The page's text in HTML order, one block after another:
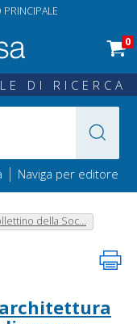
0
DI RICERCA
| Naviga per editore
della Soc...